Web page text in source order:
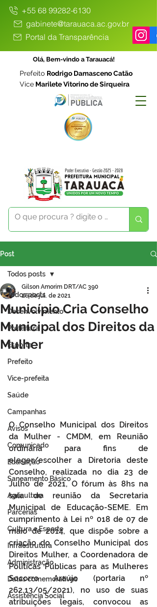
+55 68 99282-6130
gabinete@tarauaca.ac.gov.br
Portal da Transparência
Olá, Bem-vindo a Tarauacá!
Prefeito Rodrigo Damasceno Catão
Vice Marilete Vitorino de Sirqueira
Post
Todos posts
Desenvolvimento
Prefeitura
Esporte
Prefeito
Vice-prefeita
Saúde
Campanhas
Avisos
Comunicado
Educação
Saneamento Básico
Agricultura
Parcerias
Cultura e Esporte
Infraestrutura
Administração
Datas comemorativas
Assistência Social
Todos posts
Município Cria Conselho
Municipal dos Direitos da
Mulher
Gilson Amorim DRT/AC 390
26 de jul. de 2021
O Conselho Municipal dos Direitos
da Mulher - CMDM, em Reunião
ordinária para fins de
eleger/escolher a Diretoria deste
Conselho, realizada no dia 23 de
Julho de 2021, O fórum às 8hs na
sala de reunião da Secretaria
Municipal de Educação-SEME. Em
cumprimento à Lei nº 018 de 07 de
maio de 2014, que dispõe sobre a
criação do Conselho Municipal dos
Direitos Mulher, a Coordenadora de
Políticas Públicas para as Mulheres
Socorro Araújo (portaria nº
262,13/05/2021), no uso de suas
atribuições legais, convocou as